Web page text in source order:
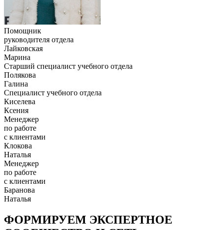
Помощник
руководителя отдела
Лайковская
Марина
Старший специалист учебного отдела
Полякова
Галина
Специалист учебного отдела
Киселева
Ксения
Менеджер
по работе
с клиентами
Клокова
Наталья
Менеджер
по работе
с клиентами
Баранова
Наталья
ФОРМИРУЕМ ЭКСПЕРТНОЕ